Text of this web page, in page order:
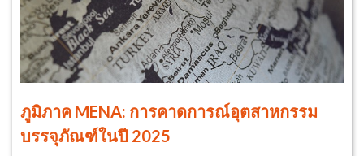
ภูมิภาค MENA: การคาดการณ์อุตสาหกรรม
บรรจุภัณฑ์ในปี 2025